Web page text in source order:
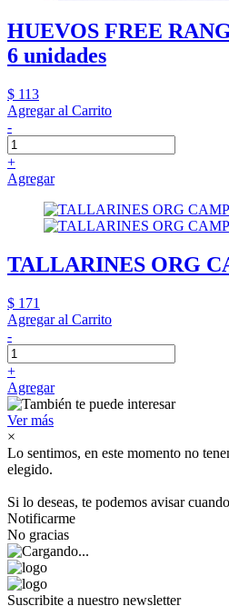
HUEVOS FREE
6 unidades
$ 113
Agregar al Carrito
-
+
Agregar
TALLARINES ORG
$ 171
Agregar al Carrito
-
+
Agregar
Ver más
×
Lo sentimos, en este momento no
elegido.
Si lo deseas, te podemos avisar
Notificarme
No gracias
Suscribite a nuestro newsletter